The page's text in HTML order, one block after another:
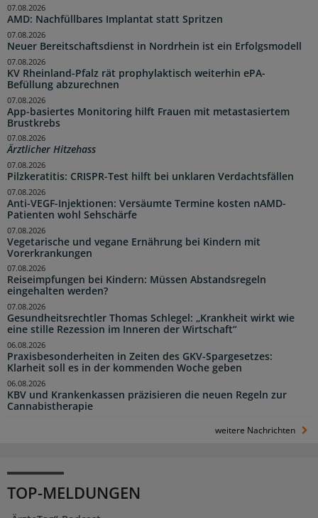
AMD: Nachfüllbares Implantat statt Spritzen
07.08.2026
Neuer Bereitschaftsdienst in Nordrhein ist ein Erfolgsmodell
07.08.2026
KV Rheinland-Pfalz rät prophylaktisch weiterhin ePA-
Befüllung abzurechnen
07.08.2026
App-basiertes Monitoring hilft Frauen mit metastasiertem
Brustkrebs
07.08.2026
Ärztlicher Hitzehass
07.08.2026
Pilzkeratitis: CRISPR-Test hilft bei unklaren Verdachtsfällen
07.08.2026
Anti-VEGF-Injektionen: Versäumte Termine kosten nAMD-
Patienten wohl Sehschärfe
07.08.2026
Vegetarische und vegane Ernährung bei Kindern mit
Vorerkrankungen
07.08.2026
Reiseimpfungen bei Kindern: Müssen Abstandsregeln
eingehalten werden?
07.08.2026
Gesundheitsrechtler Thomas Schlegel: „Krankheit wirkt wie
eine stille Rezession im Inneren der Wirtschaft“
07.08.2026
Praxisbesonderheiten in Zeiten des GKV-Spargesetzes:
Klarheit soll es in der kommenden Woche geben
06.08.2026
KBV und Krankenkassen präzisieren die neuen Regeln zur
Cannabistherapie
06.08.2026
weitere Nachrichten
TOP-MELDUNGEN